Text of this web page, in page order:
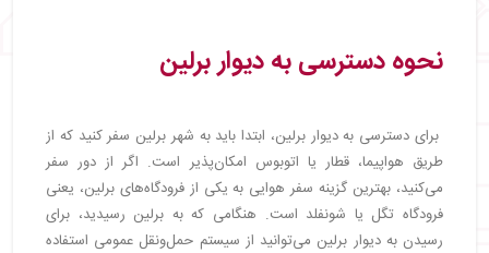
نحوه دسترسی به دیوار برلین
برای دسترسی به دیوار برلین، ابتدا باید به شهر برلین سفر کنید که از
طریق هواپیما، قطار یا اتوبوس امکان‌پذیر است. اگر از دور سفر
می‌کنید، بهترین گزینه سفر هوایی به یکی از فرودگاه‌های برلین، یعنی
فرودگاه تگل یا شونفلد است. هنگامی که به برلین رسیدید، برای
رسیدن به دیوار برلین می‌توانید از سیستم حمل‌ونقل عمومی استفاده